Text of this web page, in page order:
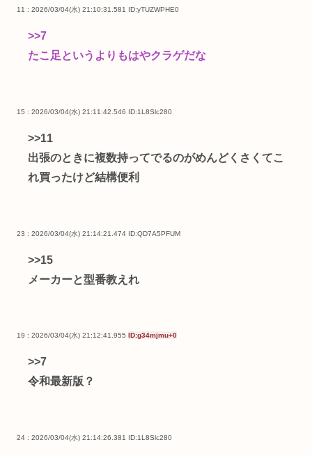
11 : 2026/03/04(水) 21:10:31.581 ID:yTUZWPHE0
>>7
たこ足というよりもはやクラゲだな
15 : 2026/03/04(水) 21:11:42.546 ID:1L8Slc280
>>11
出張のときに複数持ってでるのがめんどくさくてこ
れ買ったけど結構便利
23 : 2026/03/04(水) 21:14:21.474 ID:QD7A5PFUM
>>15
メーカーと型番教えれ
19 : 2026/03/04(水) 21:12:41.955 ID:g34mjmu+0
>>7
令和最新版？
24 : 2026/03/04(水) 21:14:26.381 ID:1L8Slc280